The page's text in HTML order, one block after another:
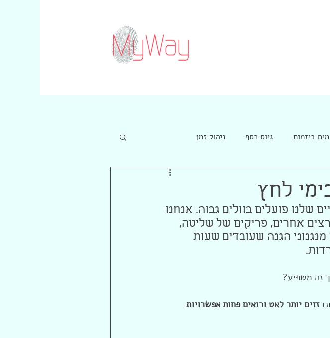
ביזמות גיוס כסף ניהול זמן
לחץ
שלנו פועלים בוולים גבוה. אנחנו
מרצים אחרים, פריקים של שליטה,
הגנה שעובדים שעות
זה משפיע?
זזים יותר לאט ורואים פחות אפשרויות